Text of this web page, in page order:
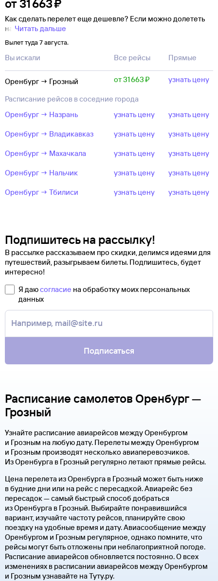
от31 ⁠663 ⁠₽
Как сделать перелет еще дешевле? Если можно долететь
на Читать дальше
Вылет туда 7 августа.
Вы искали Все рейсы Прямые
Оренбург → Грозный от 31 ⁠663 ⁠₽ узнать цену
Расписание рейсов в соседние города
Оренбург → Назрань
узнать цену узнать цену
Оренбург → Владикавказ узнать цену узнать цену
Оренбург → Махачкала узнать цену узнать цену
Оренбург → Нальчик узнать цену узнать цену
Оренбург → Тбилиси узнать цену узнать цену
Подпишитесь на рассылку!
В рассылке рассказываем про скидки, делимся идеями для
путешествий, разыгрываем билеты. Подпишитесь, будет
интересно!
Я даюсогласие на обработку моих персональных
данных
Подписаться
Расписание самолетов Оренбург —
Грозный
Узнайте расписание авиарейсов между Оренбургом
и Грозным на любую дату. Перелеты между Оренбургом
и Грозным производят несколько авиаперевозчиков.
Из Оренбурга в Грозный регулярно летают прямые рейсы.
Цена перелета из Оренбурга в Грозный может быть ниже
в будние дни или на рейс с пересадкой. Авиарейс без
пересадок — самый быстрый способ добраться
из Оренбурга в Грозный. Выбирайте понравившийся
вариант, изучайте частоту рейсов, планируйте свою
поездку на удобные время и дату. Авиасообщение между
Оренбургом и Грозным регулярное, однако помните, что
рейсы могут быть отложены при неблагоприятной погоде.
Расписание авиарейсов обновляется постоянно. О всех
изменениях в расписании авиарейсов между Оренбургом
и Грозным узнавайте на Туту.ру.